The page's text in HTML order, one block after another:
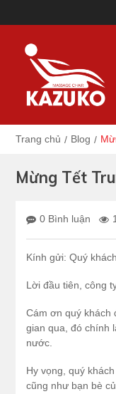
Trang chủ Blog
Mừng Tết
0 Bình luận
Kính gửi: Quý
Lời đầu tiên, công
Cám ơn quý khách
gian qua, đó chính
nước.
Hy vọng, quý
cũng như bạn bè